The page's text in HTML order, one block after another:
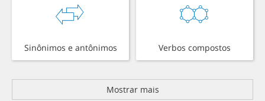
Sinônimos e antônimos Verbos compostos
Mostrar mais